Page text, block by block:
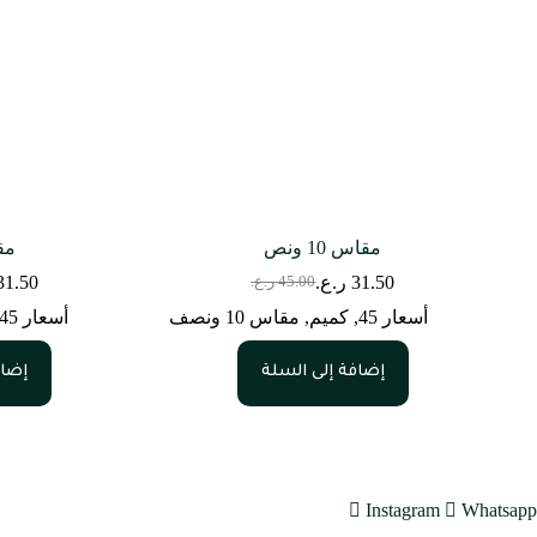
مقاس 10 ونص
45.00 ر.ع. السعر
الأصلي
هو:
45.00 ر.ع..
31.50 ر.ع.السعر
الحالي
هو:
31.50 ر.ع..
أسعار 45 , كميم, مقاس 10 ونصف
إضافة إلى السلة
أسعار 45
Instagram
Whatsapp